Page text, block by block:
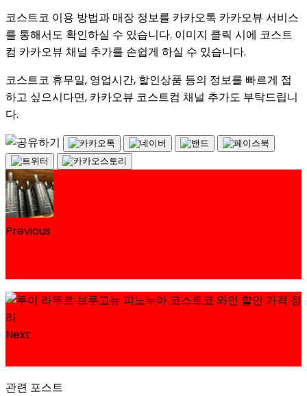
코스트코 이용 방법과 매장 정보를 카카오톡 카카오뷰 서비스
를 통해서도 확인하실 수 있습니다. 이미지 클릭 시에 코스트
컴 카카오뷰 채널 추가를 손쉽게 하실 수 있습니다.
코스트코 휴무일, 영업시간, 할인상품 등의 정보를 빠르게 접
하고 싶으시다면, 카카오뷰 코스트컴 채널 추가도 부탁드립니
다.
Previous
Next
관련 포스트